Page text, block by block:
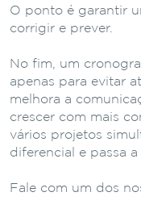
O ponto é garantir
corrigir e prever.
No fim, um
apenas para evitar
melhora a
crescer com mais
vários projetos
diferencial e passa a
Fale com um dos